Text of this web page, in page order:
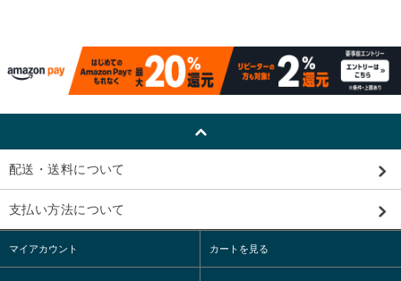
配送・送料について
支払い方法について
マイアカウント カートを見る